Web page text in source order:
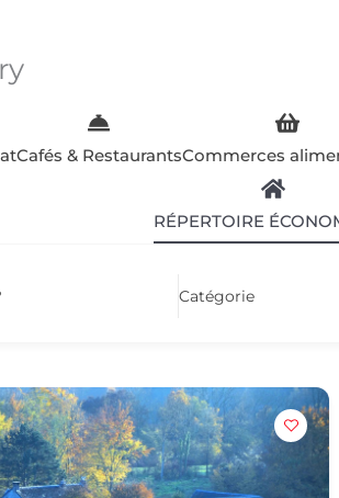
Cafés & RestaurantsCommerces
RÉPERTOIRE
Catégorie